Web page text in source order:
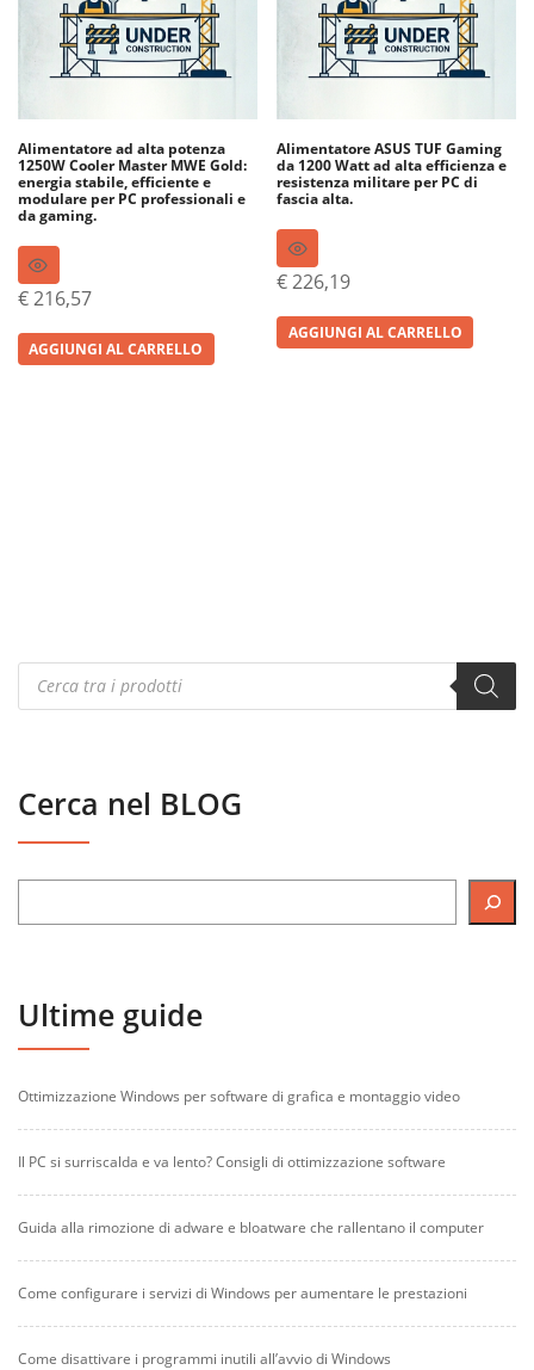
Alimentatore ad alta potenza
1250W Cooler Master MWE Gold:
energia stabile, efficiente e
modulare per PC professionali e
da gaming.
€216,57
AGGIUNGI AL CARRELLO
Alimentatore ASUS TUF Gaming
da 1200 Watt ad alta efficienza e
resistenza militare per PC di
fascia alta.
€226,19
AGGIUNGI AL CARRELLO
Products
search
Cerca nel BLOG
Ultime guide
Ottimizzazione Windows per software di grafica e montaggio video
Il PC si surriscalda e va lento? Consigli di ottimizzazione software
Guida alla rimozione di adware e bloatware che rallentano il computer
Come configurare i servizi di Windows per aumentare le prestazioni
Come disattivare i programmi inutili all’avvio di Windows